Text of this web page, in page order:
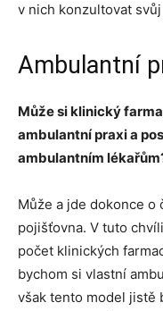
v nich konzultovat
Ambulantní
Může si klinický
ambulantní praxi a
ambulantním
Může a jde dokonce
pojišťovna. V tuto
počet klinických
bychom si vlastní
však tento model jistě